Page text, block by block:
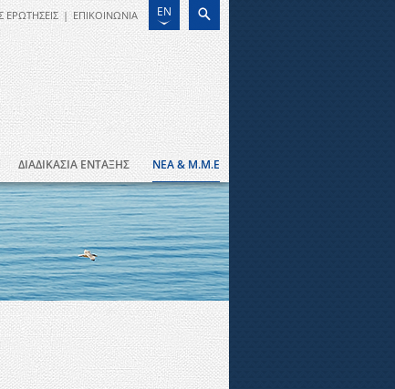
EN
ΕΡΩΤΗΣΕΙΣ| ΕΠΙΚΟΙΝΩΝΙΑ
ΔΙΑΔΙΚΑΣΙΑ ΕΝΤΑΞΗΣ ΝΕΑ & Μ.Μ.Ε